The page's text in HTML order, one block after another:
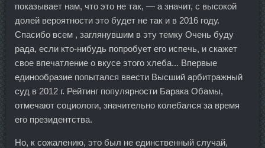
показывает нам, что это не так, — а значит, с высокой
долей вероятности это будет не так и в 2016 году.
Спасибо всем , заглянувшим в эту темку Очень буду
рада, если кто-нибудь попробует его испечь, и скажет
свое впечатление о вкусе этого хлеба... Впервые
единообразие попытался ввести Высший арбитражный
суд в 2012 г. Рейтинг популярности Барака Обамы,
отмечают социологи, значительно колебался за время
его президентства.
Но, к сожалению, это был не единственный случай,